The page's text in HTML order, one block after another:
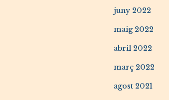
juny 2022
maig 2022
abril 2022
març 2022
agost 2021